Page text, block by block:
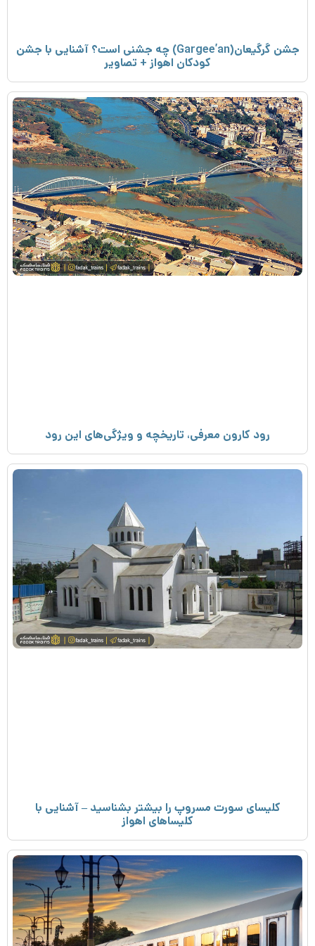
جشن گرگیعان(Gargee’an) چه جشنی است؟ آشنایی با جشن
کودکان اهواز + تصاویر
رود کارون معرفی، تاریخچه و ویژگی‌های این رود
کلیسای سورت مسروپ را بیشتر بشناسید – آشنایی با
کلیساهای اهواز